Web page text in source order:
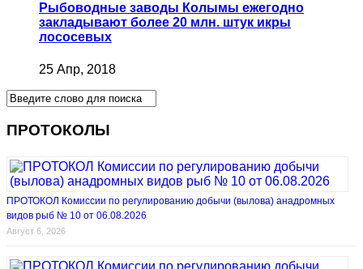
Рыбоводные заводы Колымы ежегодно
закладывают более 20 млн. штук икры
лососевых
25 Апр, 2018
ПРОТОКОЛЫ
ПРОТОКОЛ Комиссии по регулированию добычи (вылова) анадромных
видов рыб № 10 от 06.08.2026
Август 6, 2026